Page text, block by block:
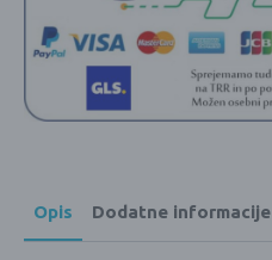
Opis Dodatne informacije